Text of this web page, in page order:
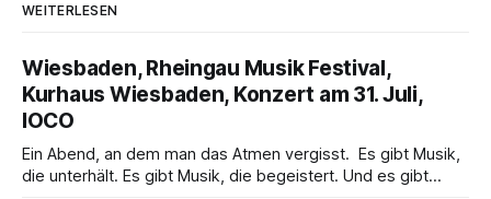
WEITERLESEN
Wiesbaden, Rheingau Musik Festival,
Kurhaus Wiesbaden, Konzert am 31. Juli,
IOCO
Ein Abend, an dem man das Atmen vergisst. Es gibt Musik,
die unterhält. Es gibt Musik, die begeistert. Und es gibt